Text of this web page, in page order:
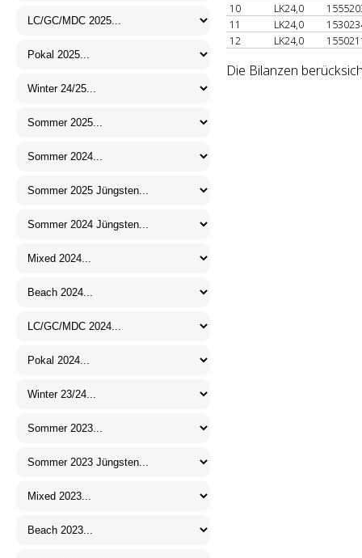
10
LK24,0
11
LK24,0
12
LK24,0
Die Bilanzen